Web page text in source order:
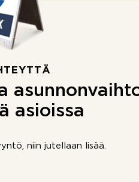
asioissa
niin jutellaan lisää.